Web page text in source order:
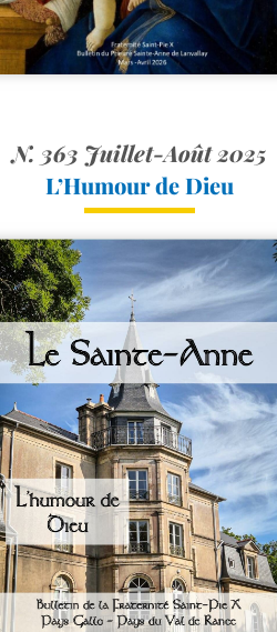
N. 363 Juillet-Août 2025
L’Humour de Dieu